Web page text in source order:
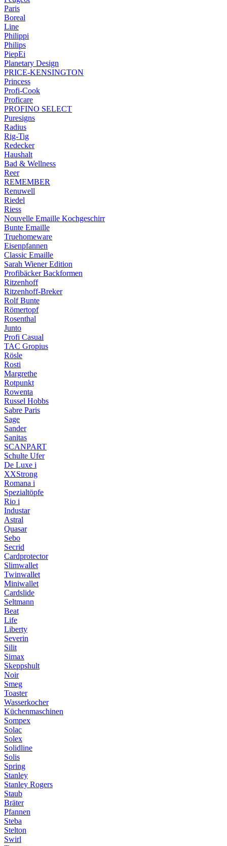
Paris
Boreal
Line
Philippi
Philips
PiepEi
Planetary Design
PRICE-KENSINGTON
Princess
Profi-Cook
Proficare
PROFINO SELECT
Puresigns
Radius
Rig-Tig
Redecker
Haushalt
Bad & Wellness
Reer
REMEMBER
Renuwell
Riedel
Riess
Nouvelle Emaille Kochgeschirr
Bunte Emaille
Truehomeware
Eisenpfannen
Classic Emaille
Sarah Wiener Edition
Profibäcker Backformen
Ritzenhoff
Ritzenhoff-Breker
Rolf Bunte
Römertopf
Rosenthal
Junto
Profi Casual
TAC Gropius
Rösle
Rosti
Margrethe
Rotpunkt
Rowenta
Russel Hobbs
Sabre Paris
Sage
Sander
Sanitas
SCANPART
Schulte Ufer
De Luxe i
XXStrong
Romana i
Spezialtöpfe
Rio i
Industar
Astral
Quasar
Sebo
Secrid
Cardprotector
Slimwallet
Twinwallet
Miniwallet
Cardslide
Seltmann
Beat
Life
Liberty
Severin
Silit
Simax
Skeppshult
Noir
Smeg
Toaster
Wasserkocher
Küchenmaschinen
Sompex
Solac
Solex
Solidline
Solis
Spring
Stanley
Stanley Rogers
Staub
Bräter
Pfannen
Steba
Stelton
Swirl